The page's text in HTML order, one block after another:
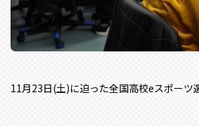
11月23日(土)に迫った全国高校eスポーツ